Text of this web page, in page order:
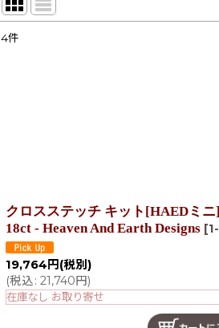
4件
クロスステッチ キット[HAEDミ
18ct - Heaven And Earth Designs [
19,764 円 (税別)
(税込: 21,740円)
在庫なし お取り寄せ